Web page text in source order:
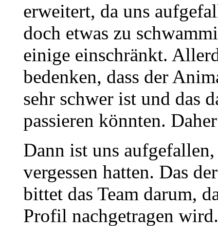
erweitert, da uns
doch etwas zu
einige einschränkt.
bedenken, dass der
sehr schwer ist und das
passieren könnten.
Dann ist uns
vergessen hatten. Das
bittet das Team darum,
Profil nachgetragen wird.